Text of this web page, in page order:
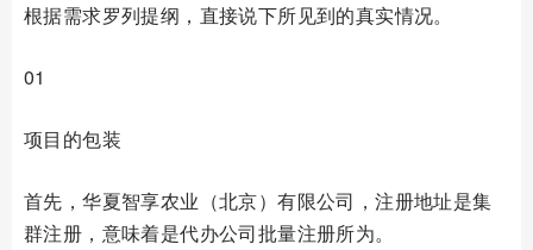
根据需求罗列提纲，直接说下所见到的真实情况。
01
项目的包装
首先，华夏智享农业（北京）有限公司，注册地址是集
群注册，意味着是代办公司批量注册所为。